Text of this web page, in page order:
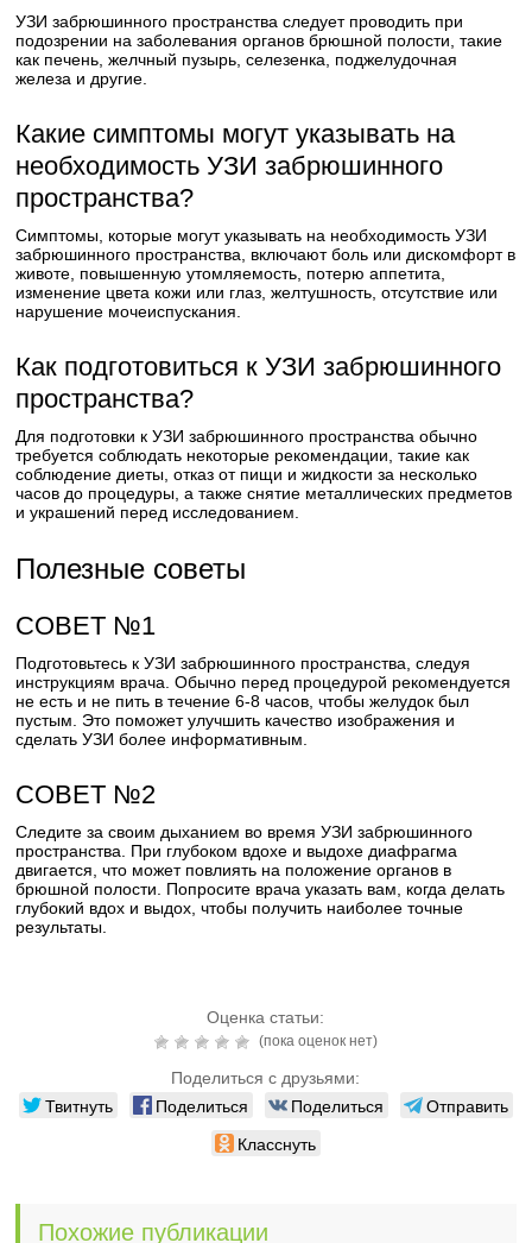
УЗИ забрюшинного пространства следует проводить при
подозрении на заболевания органов брюшной полости, такие
как печень, желчный пузырь, селезенка, поджелудочная
железа и другие.
Какие симптомы могут указывать на
необходимость УЗИ забрюшинного
пространства?
Симптомы, которые могут указывать на необходимость УЗИ
забрюшинного пространства, включают боль или дискомфорт в
животе, повышенную утомляемость, потерю аппетита,
изменение цвета кожи или глаз, желтушность, отсутствие или
нарушение мочеиспускания.
Как подготовиться к УЗИ забрюшинного
пространства?
Для подготовки к УЗИ забрюшинного пространства обычно
требуется соблюдать некоторые рекомендации, такие как
соблюдение диеты, отказ от пищи и жидкости за несколько
часов до процедуры, а также снятие металлических предметов
и украшений перед исследованием.
Полезные советы
СОВЕТ №1
Подготовьтесь к УЗИ забрюшинного пространства, следуя
инструкциям врача. Обычно перед процедурой рекомендуется
не есть и не пить в течение 6-8 часов, чтобы желудок был
пустым. Это поможет улучшить качество изображения и
сделать УЗИ более информативным.
СОВЕТ №2
Следите за своим дыханием во время УЗИ забрюшинного
пространства. При глубоком вдохе и выдохе диафрагма
двигается, что может повлиять на положение органов в
брюшной полости. Попросите врача указать вам, когда делать
глубокий вдох и выдох, чтобы получить наиболее точные
результаты.
Оценка статьи:
(пока оценок нет)
Поделиться с друзьями:
Твитнуть Поделиться Поделиться
Отправить
Класснуть
Похожие публикации